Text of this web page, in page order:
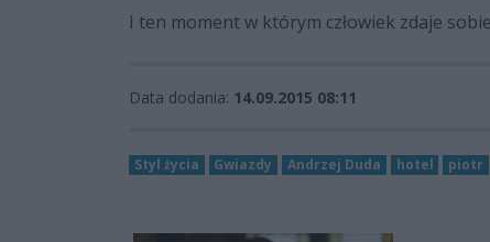
I ten moment w którym człowiek zdaje
Data dodania: 14.09.2015 08:11
Styl życia Gwiazdy Andrzej Duda hotel piotr